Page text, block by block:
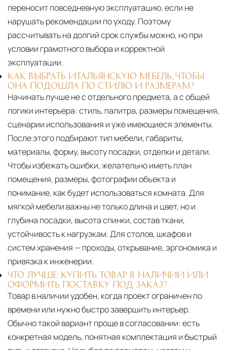
переносит повседневную эксплуатацию, если не
нарушать рекомендации по уходу. Поэтому
рассчитывать на долгий срок службы можно, но при
условии грамотного выбора и корректной
эксплуатации.
КАК ВЫБРАТЬ ИТАЛЬЯНСКУЮ МЕБЕЛЬ, ЧТОБЫ
ОНА ПОДОШЛА ПО СТИЛЮ И РАЗМЕРАМ?
Начинать лучше не с отдельного предмета, а с общей
логики интерьера: стиль, палитра, размеры помещения,
сценарии использования и уже имеющиеся элементы.
После этого подбирают тип мебели, габариты,
материалы, форму, высоту посадки, отделки и детали.
Чтобы избежать ошибки, желательно иметь план
помещения, размеры, фотографии объекта и
понимание, как будет использоваться комната. Для
мягкой мебели важны не только длина и цвет, но и
глубина посадки, высота спинки, состав ткани,
устойчивость к нагрузкам. Для столов, шкафов и
систем хранения — проходы, открывание, эргономика и
привязка к инженерии.
ЧТО ЛУЧШЕ: КУПИТЬ ТОВАР В НАЛИЧИИ ИЛИ
ОФОРМИТЬ ПОСТАВКУ ПОД ЗАКАЗ?
Товар в наличии удобен, когда проект ограничен по
времени или нужно быстро завершить интерьер.
Обычно такой вариант проще в согласовании: есть
конкретная модель, понятная комплектация и быстрый